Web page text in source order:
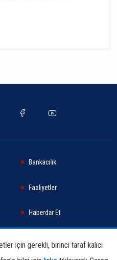
Bankacılık
Faaliyetler
Haberdar Et
için gerekli, birinci taraf kalıcı